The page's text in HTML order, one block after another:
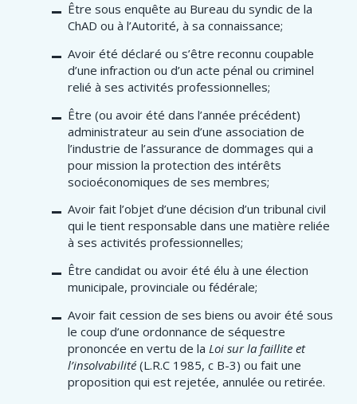
Être sous enquête au Bureau du syndic de la
ChAD ou à l’Autorité, à sa connaissance;
Avoir été déclaré ou s’être reconnu coupable
d’une infraction ou d’un acte pénal ou criminel
relié à ses activités professionnelles;
Être (ou avoir été dans l’année précédent)
administrateur au sein d’une association de
l’industrie de l’assurance de dommages qui a
pour mission la protection des intérêts
socioéconomiques de ses membres;
Avoir fait l’objet d’une décision d’un tribunal civil
qui le tient responsable dans une matière reliée
à ses activités professionnelles;
Être candidat ou avoir été élu à une élection
municipale, provinciale ou fédérale;
Avoir fait cession de ses biens ou avoir été sous
le coup d’une ordonnance de séquestre
prononcée en vertu de la Loi sur la faillite et
l’insolvabilité (L.R.C 1985, c B-3) ou fait une
proposition qui est rejetée, annulée ou retirée.